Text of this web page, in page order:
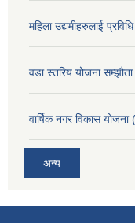
महिला उद्यमीहरुलाई
वडा स्तरिय योजना सम्झौता
वार्षिक नगर विकास
अन्य